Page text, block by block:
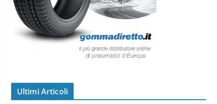
Ultimi Articoli